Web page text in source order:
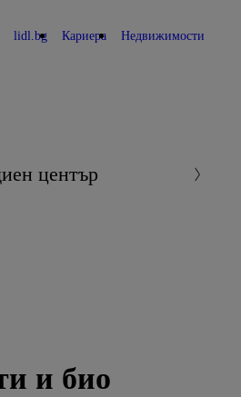
lidl.bg Кариера Недвижимости
център
и био